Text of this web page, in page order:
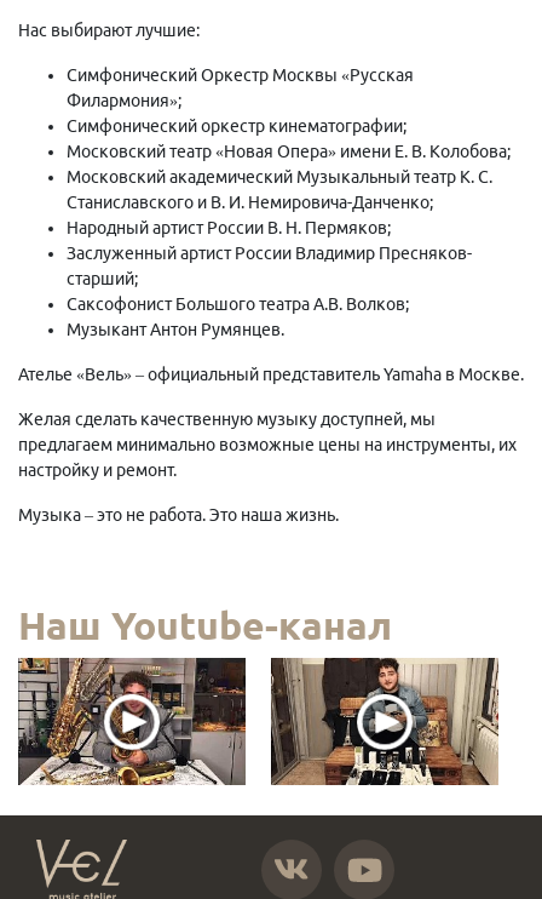
Нас выбирают лучшие:
Симфонический Оркестр Москвы «Русская
Филармония»;
Симфонический оркестр кинематографии;
Московский театр «Новая Опера» имени Е. В. Колобова;
Московский академический Музыкальный театр К. С.
Станиславского и В. И. Немировича-Данченко;
Народный артист России В. Н. Пермяков;
Заслуженный артист России Владимир Пресняков-
старший;
Саксофонист Большого театра А.В. Волков;
Музыкант Антон Румянцев.
Ателье «Вель» – официальный представитель Yamaha в Москве.
Желая сделать качественную музыку доступней, мы
предлагаем минимально возможные цены на инструменты, их
настройку и ремонт.
Музыка – это не работа. Это наша жизнь.
Наш Youtube-канал